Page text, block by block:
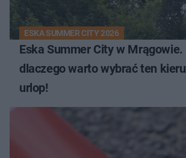
ESKA SUMMER CITY 2026
Eska Summer City w Mrągowie.
dlaczego warto wybrać ten
urlop!